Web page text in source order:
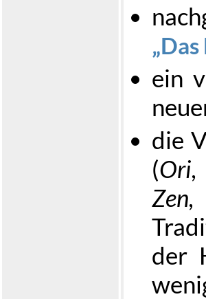
ein
die
(Ori,
der